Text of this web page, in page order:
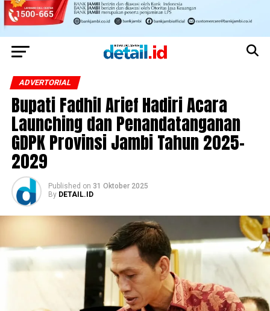
ADVERTORIAL
Bupati Fadhil Arief Hadiri Acara
Launching dan Penandatanganan
GDPK Provinsi Jambi Tahun 2025-
2029
Published on 31 Oktober 2025
By DETAIL.ID